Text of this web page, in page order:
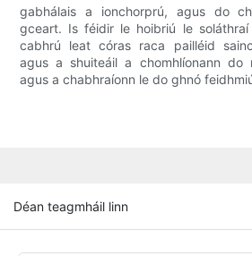
gabhálais a ionchorprú, agus do
gceart. Is féidir le hoibriú le
cabhrú leat córas raca pailléid
agus a shuiteáil a chomhlíonann do
agus a chabhraíonn le do ghnó
Déan teagmháil linn